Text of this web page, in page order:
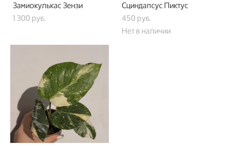
Замиокулькас Зензи
1 300 pуб.
Сциндапсус Пиктус
450 pуб.
Нет в наличии